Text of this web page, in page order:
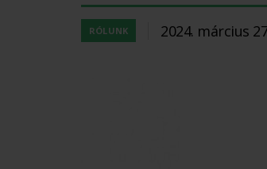
RÓLUNK 2024. március